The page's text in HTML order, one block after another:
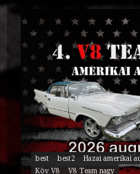
best best2 Hazai amerikai
Köv V8
V8 Team nagy